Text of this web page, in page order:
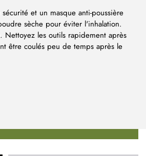
et un masque anti-poussière
sèche pour éviter l'inhalation.
Nettoyez les outils rapidement après
être coulés peu de temps après le